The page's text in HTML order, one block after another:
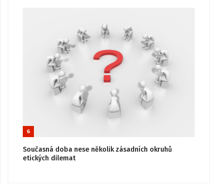
6
Současná doba nese několik zásadních okruhů
etických dilemat